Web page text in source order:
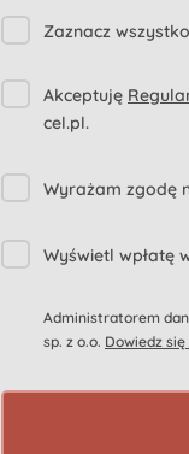
Zaznacz wszystko
Akceptuję
cel.pl.
Wyrażam zgodę
Wyświetl wpłatę
Administratorem
sp. z o.o. Dowiedz